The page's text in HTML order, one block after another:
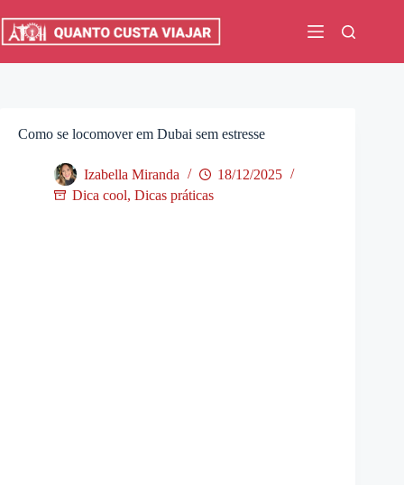
para
Como se locomover em Dubai sem estresse
Izabella Miranda
18/12/2025
Dica cool, Dicas práticas